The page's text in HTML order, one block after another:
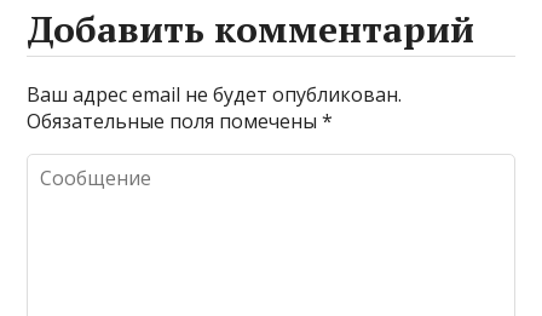
Добавить комментарий
Ваш адрес email не будет опубликован.
Обязательные поля помечены*